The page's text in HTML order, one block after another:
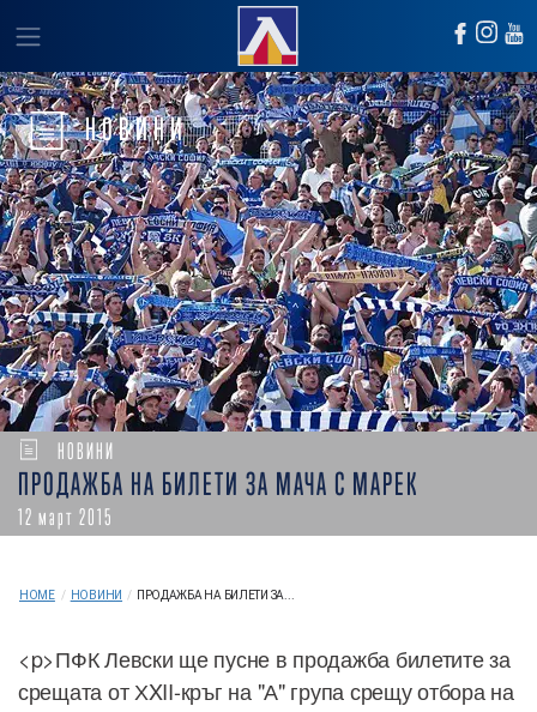
НОВИНИ
НОВИНИ
ПРОДАЖБА НА БИЛЕТИ ЗА МАЧА С МАРЕК
12 март 2015
HOME / НОВИНИ / ПРОДАЖБА НА БИЛЕТИ ЗА...
<p>ПФК Левски ще пусне в продажба билетите за
срещата от ХXII-кръг на "А" група срещу отбора на